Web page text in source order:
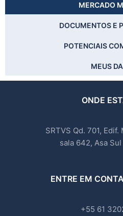
MERCADO
DOCUMENTOS E
POTENCIAIS
MEUS
ONDE
SRTVS Qd. 701,
sala 642, Asa
ENTRE EM
+55 61